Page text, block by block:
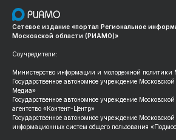
Сетевое издание «портал Региональное
Московской области (РИАМО)»
Соучредители:
Министерство информации и молодежной политики
Государственное автономное учреждение
Медиа»
Государственное автономное учреждение
агентство «Контент-Центр»
Государственное автономное учреждение Московской
информационных систем общего пользования